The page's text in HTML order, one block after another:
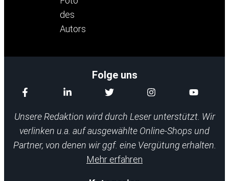
Folge uns
Unsere Redaktion wird durch Leser unterstützt. Wir
verlinken u.a. auf ausgewählte Online-Shops und
Partner, von denen wir ggf. eine Vergütung erhalten.
Mehr erfahren